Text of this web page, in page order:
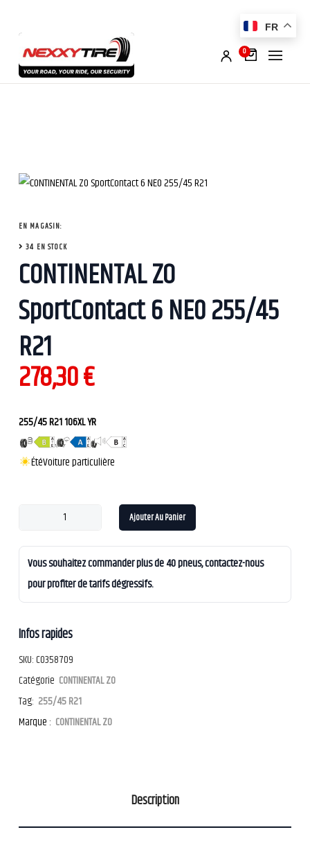
0
EN MAGASIN:
34 EN STOCK
CONTINENTAL ZO
SportContact 6 NE0 255/45
R21
278,30€
255/45 R21 106XL YR
ÉtéVoiture particulière
Ajouter Au Panier
Vous souhaitez commander plus de 40 pneus, contactez-nous
pour profiter de tarifs dégressifs.
Infos rapides
SKU:CO358709
Catégorie CONTINENTAL ZO
Tag: 255/45 R21
Marque : CONTINENTAL ZO
Description
FR